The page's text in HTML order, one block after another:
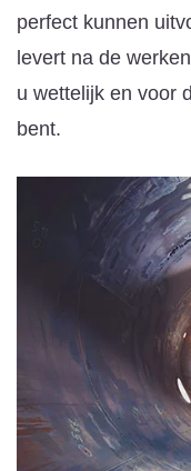
perfect kunnen
levert na de
u wettelijk en voor
bent.